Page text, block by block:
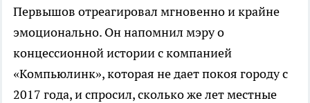
Первышов отреагировал мгновенно и крайне
эмоционально. Он напомнил мэру о
концессионной истории с компанией
«Компьюлинк», которая не дает покоя городу с
2017 года, и спросил, сколько же лет местные